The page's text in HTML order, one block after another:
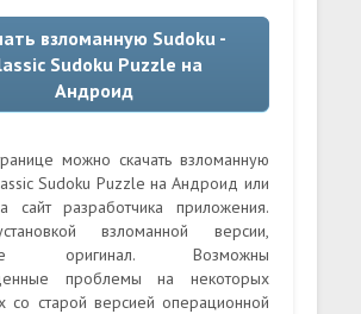
взломанную Sudoku -
Sudoku Puzzle на
Андроид
можно скачать взломанную
Sudoku Puzzle на Андроид или
сайт разработчика приложения.
взломанной версии,
оригинал. Возможны
проблемы на некоторых
со старой версией операционной